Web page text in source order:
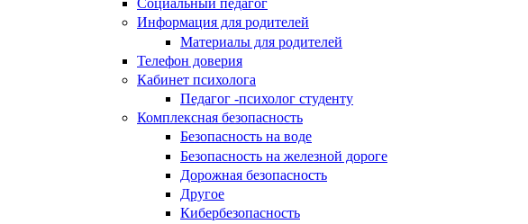
Социальный педагог
Информация для родителей
Материалы для родителей
Телефон доверия
Кабинет психолога
Педагог -психолог студенту
Комплексная безопасность
Безопасность на воде
Безопасность на железной дороге
Дорожная безопасность
Другое
Кибербезопасность